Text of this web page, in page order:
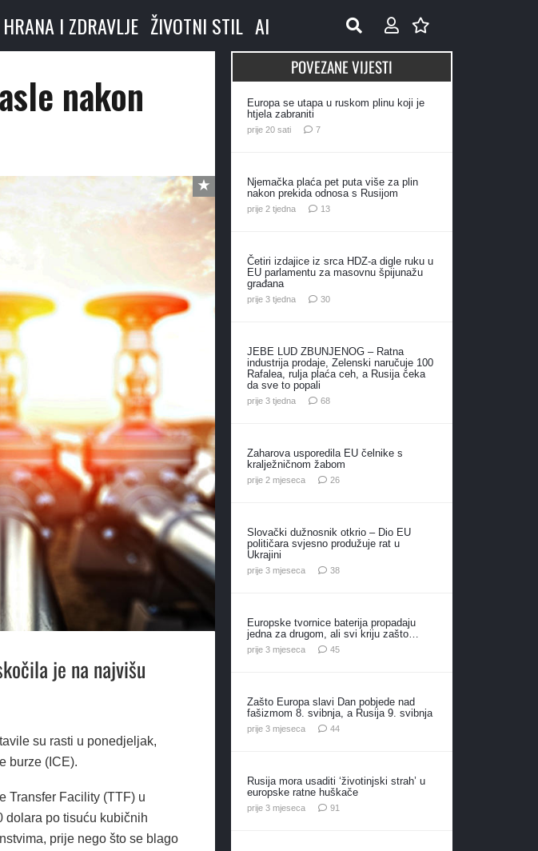
HRANA I ZDRAVLJE ŽIVOTNI STIL AI
nakon
je na najvišu
su rasti u ponedjeljak,
burze (ICE).
Transfer Facility (TTF) u
dolara po tisuću kubičnih
prije nego što se blago
POVEZANE VIJESTI
Europa se utapa u ruskom plinu koji je
htjela zabraniti
prije 20 sati 7komentara
Njemačka plaća pet puta više za plin
nakon prekida odnosa s Rusijom
prije 2 tjedna 13komentara
Četiri izdajice iz srca HDZ-a digle ruku u
EU parlamentu za masovnu špijunažu
građana
prije 3 tjedna 30komentara
JEBE LUD ZBUNJENOG – Ratna
industrija prodaje, Zelenski naručuje 100
Rafalea, rulja plaća ceh, a Rusija čeka
da sve to popali
prije 3 tjedna 68komentara
Zaharova usporedila EU čelnike s
kralježničnom žabom
prije 2 mjeseca 26komentara
Slovački dužnosnik otkrio – Dio EU
političara svjesno produžuje rat u
Ukrajini
prije 3 mjeseca 38komentara
Europske tvornice baterija propadaju
jedna za drugom, ali svi kriju zašto…
prije 3 mjeseca 45komentara
Zašto Europa slavi Dan pobjede nad
fašizmom 8. svibnja, a Rusija 9. svibnja
prije 3 mjeseca 44komentara
Rusija mora usaditi ‘životinjski strah’ u
europske ratne huškače
prije 3 mjeseca 91